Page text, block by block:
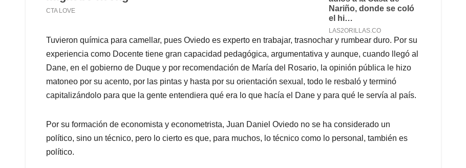
Tuvieron química para camellar, pues Oviedo es experto en trabajar, trasnochar y rumbear duro. Por su
experiencia como Docente tiene gran capacidad pedagógica, argumentativa y aunque, cuando llegó al
Dane, en el gobierno de Duque y por recomendación de María del Rosario, la opinión pública le hizo
matoneo por su acento, por las pintas y hasta por su orientación sexual, todo le resbaló y terminó
capitalizándolo para que la gente entendiera qué era lo que hacía el Dane y para qué le servía al país.
Por su formación de economista y econometrista, Juan Daniel Oviedo no se ha considerado un
político, sino un técnico, pero lo cierto es que, para muchos, lo técnico como lo personal, también es
político.